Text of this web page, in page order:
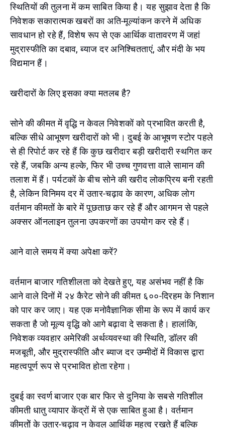
स्थितियों की तुलना में कम साबित किया है। यह सुझाव देता है कि
निवेशक सकारात्मक खबरों का अति-मूल्यांकन करने में अधिक
सावधान हो रहे हैं, विशेष रूप से एक आर्थिक वातावरण में जहां
मुद्रास्फीति का दबाव, ब्याज दर अनिश्चितताएं, और मंदी के भय
विद्यमान हैं।
खरीदारों के लिए इसका क्या मतलब है?
सोने की कीमत में वृद्धि न केवल निवेशकों को प्रभावित करती है,
बल्कि सीधे आभूषण खरीदारों को भी। दुबई के आभूषण स्टोर पहले
से ही रिपोर्ट कर रहे हैं कि कुछ खरीदार बड़ी खरीदारी स्थगित कर
रहे हैं, जबकि अन्य हल्के, फिर भी उच्च गुणवत्ता वाले सामान की
तलाश में हैं। पर्यटकों के बीच सोने की खरीद लोकप्रिय बनी रहती
है, लेकिन विनिमय दर में उतार-चढ़ाव के कारण, अधिक लोग
वर्तमान कीमतों के बारे में पूछताछ कर रहे हैं और आगमन से पहले
अक्सर ऑनलाइन तुलना उपकरणों का उपयोग कर रहे हैं।
आने वाले समय में क्या अपेक्षा करें?
वर्तमान बाजार गतिशीलता को देखते हुए, यह असंभव नहीं है कि
आने वाले दिनों में २४ कैरेट सोने की कीमत ६००-दिरहम के निशान
को पार कर जाए। यह एक मनोवैज्ञानिक सीमा के रूप में कार्य कर
सकता है जो मूल्य वृद्धि को आगे बढ़ावा दे सकता है। हालांकि,
निवेशक व्यवहार अमेरिकी अर्थव्यवस्था की स्थिति, डॉलर की
मजबूती, और मुद्रास्फीति और ब्याज दर उम्मीदों में विकास द्वारा
महत्वपूर्ण रूप से प्रभावित होता रहेगा।
दुबई का स्वर्ण बाजार एक बार फिर से दुनिया के सबसे गतिशील
कीमती धातु व्यापार केंद्रों में से एक साबित हुआ है। वर्तमान
कीमतोें के उतार-चढ़ाव न केवल आर्थिक महत्व रखते हैं बल्कि